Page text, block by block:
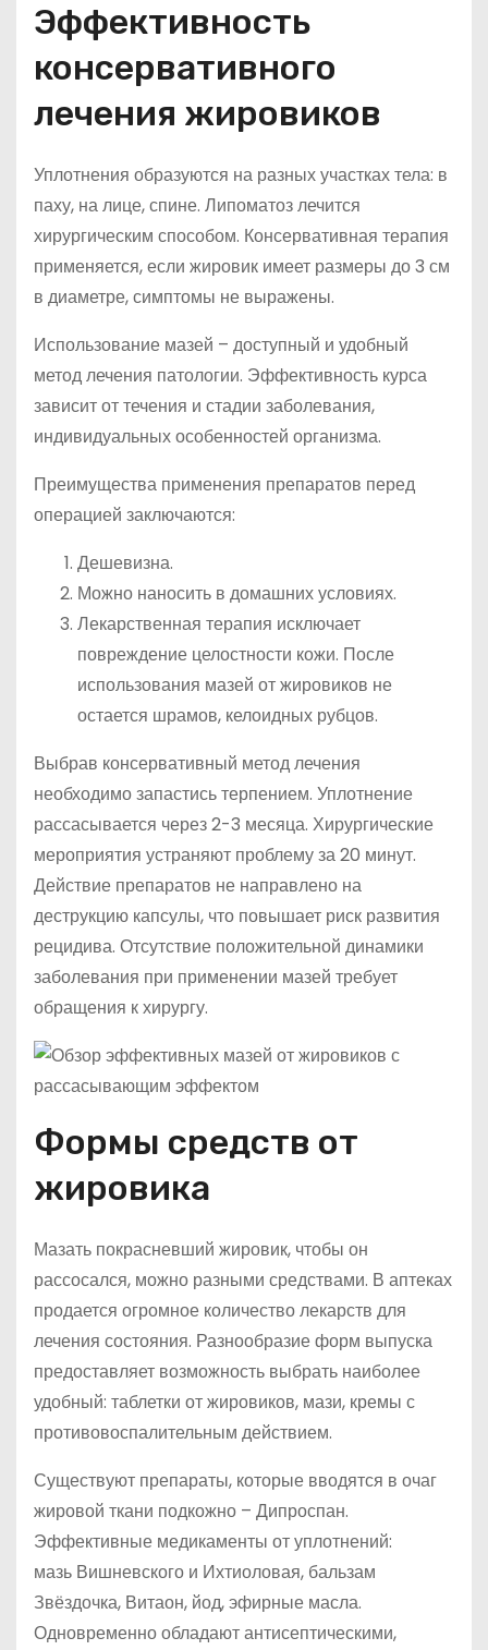
Эффективность
консервативного
лечения жировиков
Уплотнения образуются на разных участках тела: в
паху, на лице, спине. Липоматоз лечится
хирургическим способом. Консервативная терапия
применяется, если жировик имеет размеры до 3 см
в диаметре, симптомы не выражены.
Использование мазей – доступный и удобный
метод лечения патологии. Эффективность курса
зависит от течения и стадии заболевания,
индивидуальных особенностей организма.
Преимущества применения препаратов перед
операцией заключаются:
Дешевизна.
Можно наносить в домашних условиях.
Лекарственная терапия исключает
повреждение целостности кожи. После
использования мазей от жировиков не
остается шрамов, келоидных рубцов.
Выбрав консервативный метод лечения
необходимо запастись терпением. Уплотнение
рассасывается через 2-3 месяца. Хирургические
мероприятия устраняют проблему за 20 минут.
Действие препаратов не направлено на
деструкцию капсулы, что повышает риск развития
рецидива. Отсутствие положительной динамики
заболевания при применении мазей требует
обращения к хирургу.
Формы средств от
жировика
Мазать покрасневший жировик, чтобы он
рассосался, можно разными средствами. В аптеках
продается огромное количество лекарств для
лечения состояния. Разнообразие форм выпуска
предоставляет возможность выбрать наиболее
удобный: таблетки от жировиков, мази, кремы с
противовоспалительным действием.
Существуют препараты, которые вводятся в очаг
жировой ткани подкожно – Дипроспан.
Эффективные медикаменты от уплотнений:
мазь Вишневского и Ихтиоловая, бальзам
Звёздочка, Витаон, йод, эфирные масла.
Одновременно обладают антисептическими,